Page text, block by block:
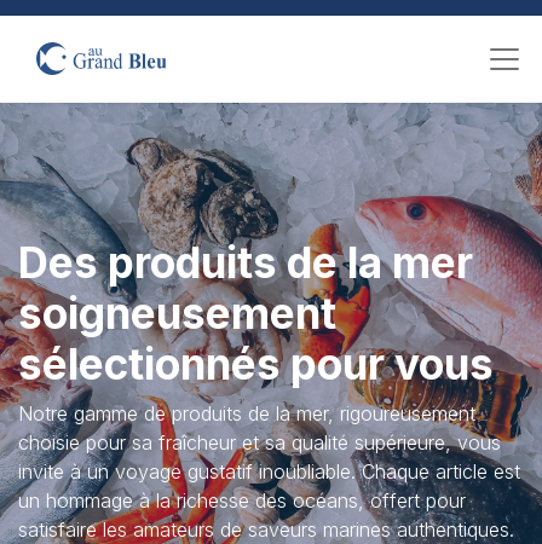
Des produits de la mer
soigneusement
sélectionnés pour vous
Notre gamme de produits de la mer, rigoureusement
choisie pour sa fraîcheur et sa qualité supérieure, vous
invite à un voyage gustatif inoubliable. Chaque article est
un hommage à la richesse des océans, offert pour
satisfaire les amateurs de saveurs marines authentiques.